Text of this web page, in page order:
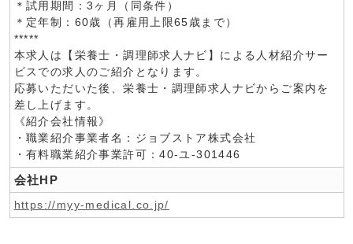
＊試用期間：3ヶ月（同条件）
＊定年制：60歳（再雇用上限65歳まで）
*****
本求人は【栄養士・調理師求人ナビ】による人材紹介サー
ビスでの求人のご紹介となります。
応募いただいた後、栄養士・調理師求人ナビからご案内を
差し上げます。
《紹介会社情報》
・職業紹介事業者名：ジョブストア株式会社
・有料職業紹介事業許可：40-ユ-301446
会社HP
https://myy-medical.co.jp/